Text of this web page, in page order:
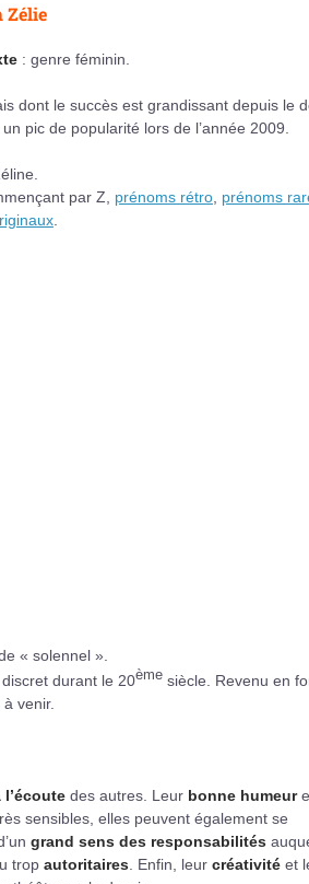
Zélie
: genre féminin.
dont le succès est grandissant depuis le
pic de popularité lors de l’année 2009.
par Z, prénoms rétro prénoms
« solennel ».
durant le 20ème siècle. Revenu en
venir.
l’écoute des autres. Leur bonne humeur
sensibles, elles peuvent également se
grand sens des responsabilités
trop autoritaires . Enfin, leur créativité et